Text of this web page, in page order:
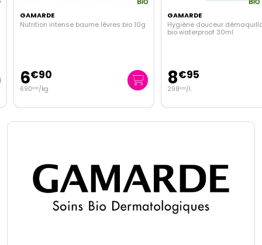
GAMARDE
Nutrition intense baume lèvres bio 10g
6€90
690 €00/kg
GAMARDE
Hygiène douceur
bio waterproof 30ml
8€95
298 €33/l.